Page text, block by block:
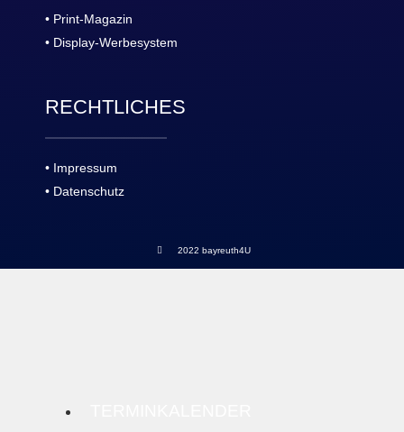
• Print-Magazin
• Display-Werbesystem
RECHTLICHES
• Impressum
• Datenschutz
2022 bayreuth4U